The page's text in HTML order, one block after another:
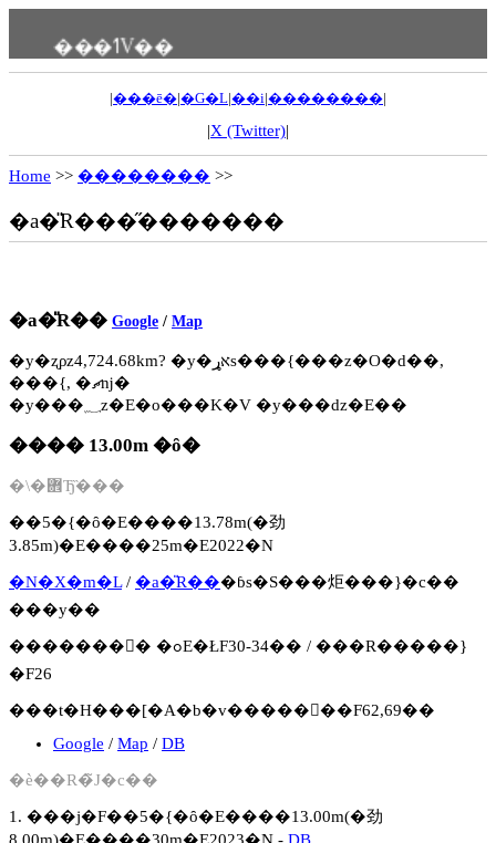
���ߗV��
|���ē�|�G�L|��i|��������|
|X (Twitter)|
Home >> �������� >>
�a�̎R���̋�������
�a�̎R�� Google / Map
�y�ʐρz4,724.68km? �y�אړs���{���z�O�d��,
���{, �ޗǌ�
�y���؁z�E�o���K�V �y���ԁz�E��
���� 13.00m �ȏ�
�\�܎Ђ̏���
��5�{�ȏ�E����13.78m(�劲
3.85m)�E����25m�E2022�N
�N�X�m�L/ �a�̎R���ɓs�S���炬���}�c��
���y��
�������񍐏� �ߋE�ŁF30-34�� / ���R�����}
�F26
���t�H���[�A�b�v�����񍐏��F62,69��
Google / Map / DB
�ѐ��R�̃J�c��
1. ���j�F��5�{�ȏ�E����13.00m(�劲